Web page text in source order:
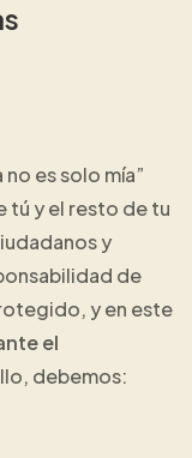
es solo mía”
tú y el resto de tu
y
de
y en este
el
debemos: